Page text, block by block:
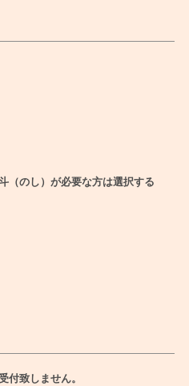
（のし）が必要な方は選択する
付致しません。